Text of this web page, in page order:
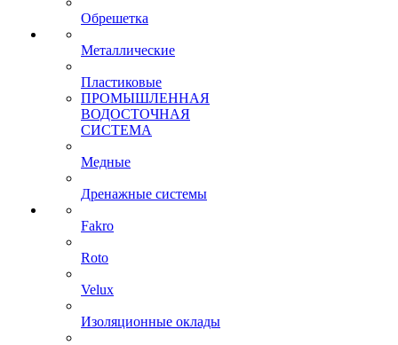
Обрешетка
Металлические
Пластиковые
ПРОМЫШЛЕННАЯ
ВОДОСТОЧНАЯ
СИСТЕМА
Медные
Дренажные системы
Fakro
Roto
Velux
Изоляционные оклады